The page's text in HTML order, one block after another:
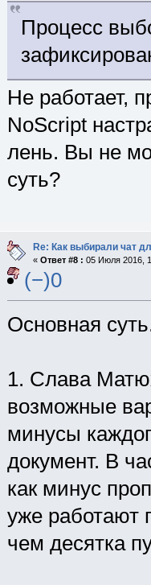
Процесс
Не работает,
NoScript
лень. Вы не
суть?
Re: Как выбирали чат
« Ответ #8 : 05 Июля 2016,
(−)0
Основная
1. Слава
возможные
минусы
документ. В
как минус
уже работают
чем десятка